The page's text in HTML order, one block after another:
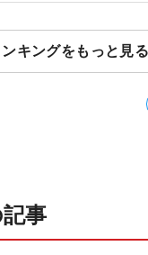
キングをもっと見る
事